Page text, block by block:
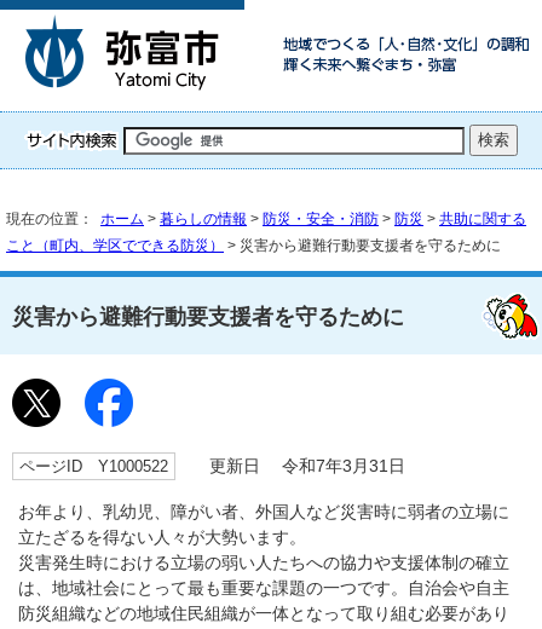
現在の位置： ホーム > 暮らしの情報 > 防災・安全・消防 > 防災 > 共助に関する
こと（町内、学区でできる防災）
> 災害から避難行動要支援者を守るために
災害から避難行動要支援者を守るために
ページID Y1000522 更新日 令和7年3月31日
お年より、乳幼児、障がい者、外国人など災害時に弱者の立場に
立たざるを得ない人々が大勢います。
災害発生時における立場の弱い人たちへの協力や支援体制の確立
は、地域社会にとって最も重要な課題の一つです。自治会や自主
防災組織などの地域住民組織が一体となって取り組む必要があり